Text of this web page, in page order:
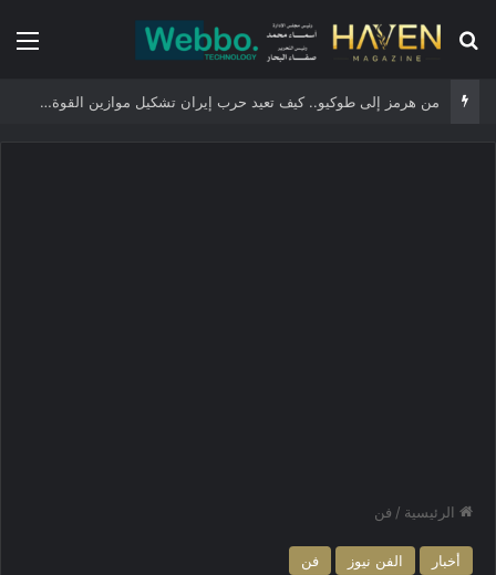
بحث عن
من هرمز إلى طوكيو.. كيف تعيد حرب إيران تشكيل موازين القوة في الشرق الأوسط والعالم؟
الرئيسية / فن
أخبار الفن نيوز فن